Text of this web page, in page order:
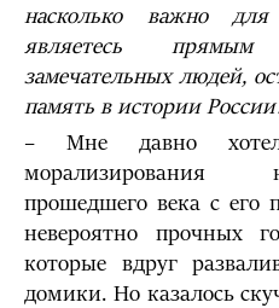
насколько важно
являетесь
замечательных людей,
память в истории
– Мне давно
морализирования
прошедшего века с его
невероятно прочных
которые вдруг
домики. Но казалось